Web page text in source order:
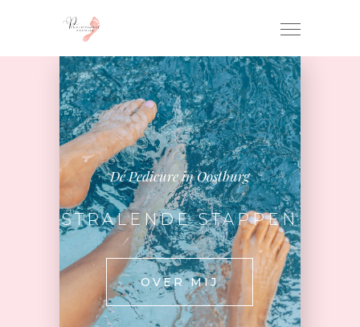
Dé Pedicure in Oostburg
STRALENDE STAPPEN
OVER MIJ